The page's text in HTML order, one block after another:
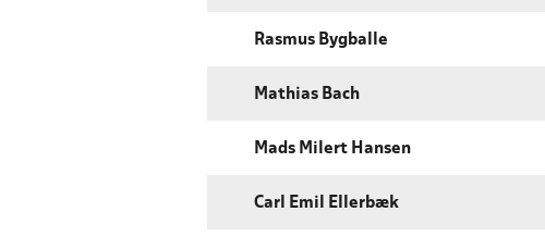
Rasmus Bygballe
Mathias Bach
Mads Milert Hansen
Carl Emil Ellerbæk